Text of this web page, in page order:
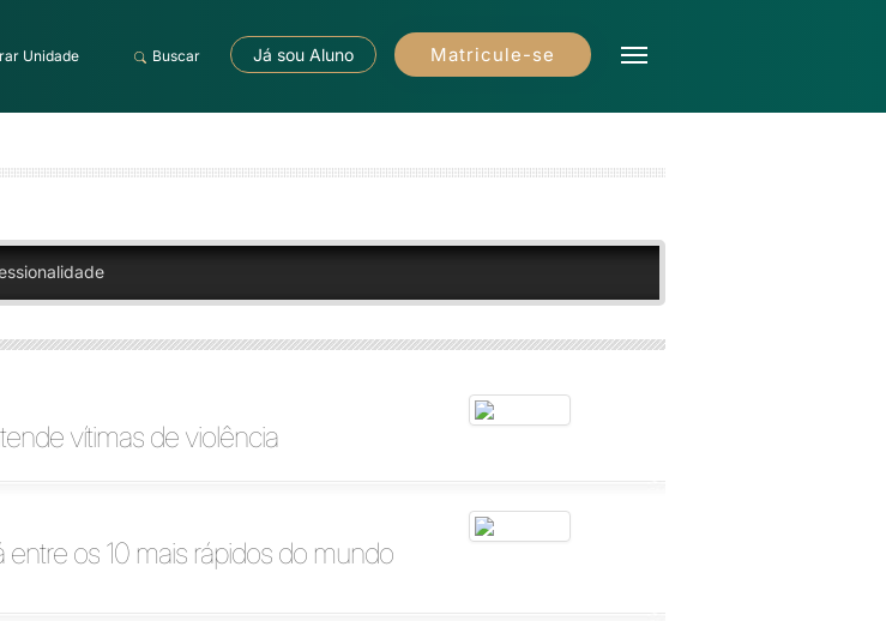
Unidade Buscar Já sou Aluno Matricule-se
vítimas de violência
entre os 10 mais rápidos do mundo